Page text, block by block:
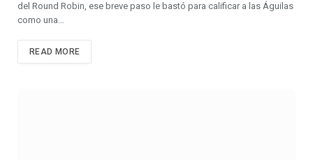
del Round Robin, ese breve paso le bastó para calificar a las Águilas
como una…
READ MORE